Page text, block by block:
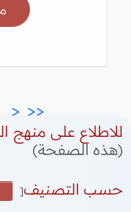
<<
<
للاطلاع على منهج
(هذه الصفحة)
حسب التصنيف[